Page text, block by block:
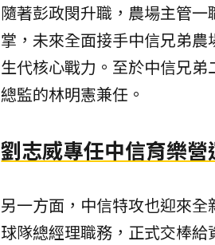
隨著彭政閔升職，農場主管
掌，未來全面接手中信兄弟
生代核心戰力。至於中信兄
總監的林明憲兼任。
劉志威專任中信育樂營
另一方面，中信特攻也迎來
球隊總經理職務，正式交棒